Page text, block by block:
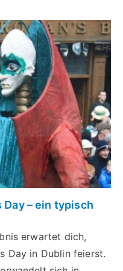
Day – ein typisch
erwartet dich,
Day in Dublin feierst.